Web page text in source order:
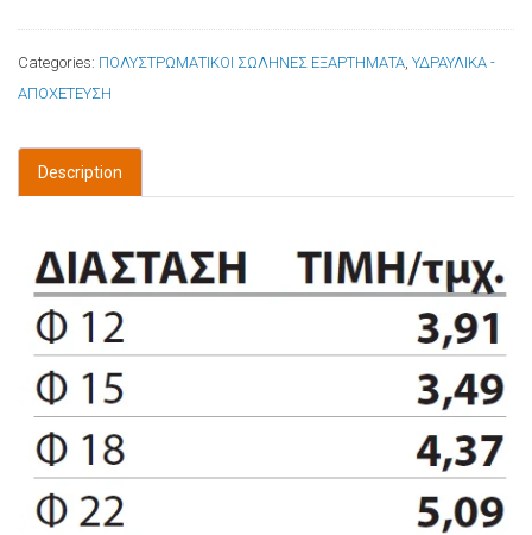
Categories: ΠΟΛΥΣΤΡΩΜΑΤΙΚΟΙ ΣΩΛΗΝΕΣ ΕΞΑΡΤΗΜΑΤΑ ΥΔΡΑΥΛΙΚΑ -
ΑΠΟΧΕΤΕΥΣΗ
Description